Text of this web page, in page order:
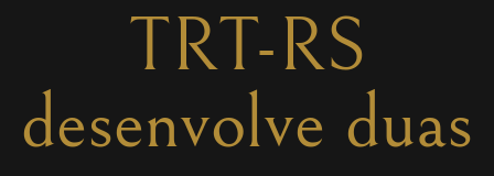
TRT-RS
desenvolve duas